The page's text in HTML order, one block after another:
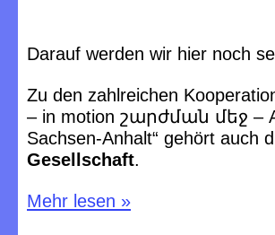
Darauf werden wir hier noch
Zu den zahlreichen
– in motion շարժման մեջ –
Sachsen-Anhalt“ gehört auch
Gesellschaft.
Mehr lesen »